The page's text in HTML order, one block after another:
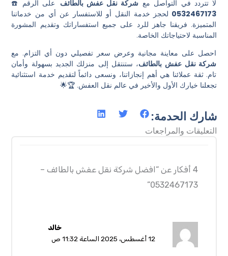
لا تتردد في التواصل معشركة نقل عفش بالطائفعلى الرقم ☎️
0532467173 لحجز خدمة النقل أو للاستفسار عن أي من خدماتنا
المتميزة. فريقنا جاهز للرد على جميع استفساراتك وتقديم المشورة
المناسبة لاحتياجاتك الخاصة.
احصل على معاينة مجانية وعرض سعر تفصيلي دون أي التزام. مع
شركة نقل عفش بالطائف، ستنتقل إلى منزلك الجديد بسهولة وأمان
تام. ثقة عملائنا هي أهم إنجازاتنا، ونسعى دائماً لتقديم خدمة استثنائية
تجعلنا خيارك الأول والأخير في عالم نقل العفش. 🏆🌟
شارك الحدمة:
التعليقات والمراجعات
4 أفكار عن “افضل شركة نقل عفش بالطائف –
0532467173”
خالد